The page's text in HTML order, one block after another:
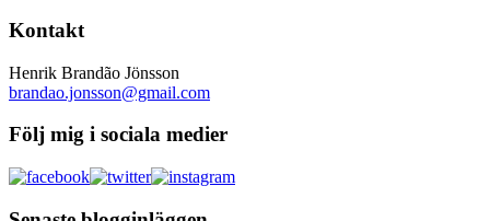
Kontakt
Henrik Brandão Jönsson
brandao.jonsson@gmail.com
Följ mig i sociala medier